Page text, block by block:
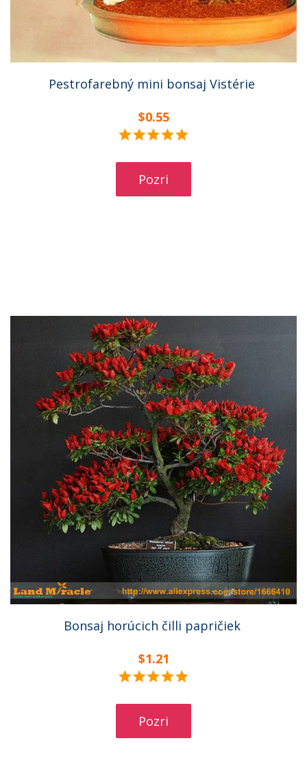
Pestrofarebný mini bonsaj Vistérie
$0.55
Pozri
Bonsaj horúcich čilli papričiek
$1.21
Pozri